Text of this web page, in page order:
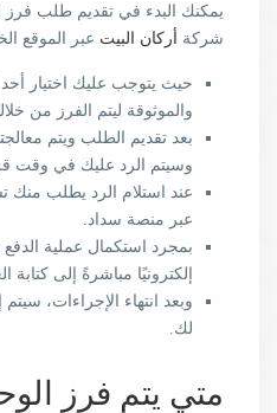
يمكنك البدء في تقديم طلب فرز
شركة
أركان البيت عبر الموقع
حيث يتوجب عليك اختيار أحد
والموثوقة ليتم الفرز من
بعد تقديم الطلب ويتم
وسيتم الرد عليك في وقت
عند استلام الرد يطلب منك
عبر منصة سداد.
بمجرد استكمال عملية
إلكترونيًا مباشرةً إلى كتابة
وبعد انتهاء الإجراءات،
لك.
متي يتم فرز